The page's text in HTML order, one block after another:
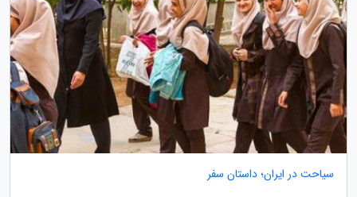
سیاحت در ایران؛ داستان سفر